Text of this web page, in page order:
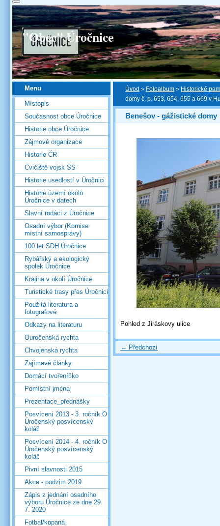
"Obec" Úročnice
Úvod » Fotoalbum » Historické
domy č. p. 653, 654, 655 a 669 v
Benešov - gážistické domy
Pohled z Jiráskovy ulice
← Předchozí
Menu
Místopis
Současnost obce Úročnice
Historie obce Úročnice
Zájmové organizace
Historie ČR
Cvičiště vojsk SS
Historie usedlostí v Úročnici
Historie území okolo
Úročnice v datech
Slavní rodáci z Úročnice
Osadní výbor (Komise
místní samosprávy)
100 let SDH Úročnice
Rybářský a ekologický
spolek Úročnice
Krajina v okolí Úročnice
Turistické trasy přes Úročnici
Použitá literatura a
fotografové
Odkazy na literaturu
Ouročenská rychta
Chvojenská rychta
Zajímavé články
Domácí tvořeníčko
Pomístní jména
Prezentace_přednášky
Posvícení 2013 - 3. ročník O
Úročenský posvícenský
koláč
Posvícení 2014 - 4. ročník O
Úročenský posvícenský
koláč
Pivní slavnosti 2015
Akce - podzim 2019
Zápis z jednání osadního
výboru Úročnice ze dne 29.
7. 2020
Fotbal/kopaná